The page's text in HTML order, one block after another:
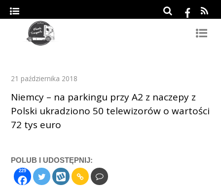
21 października 2018
Niemcy – na parkingu przy A2 z naczepy z
Polski ukradziono 50 telewizorów o wartości
72 tys euro
POLUB I UDOSTĘPNIJ:
229